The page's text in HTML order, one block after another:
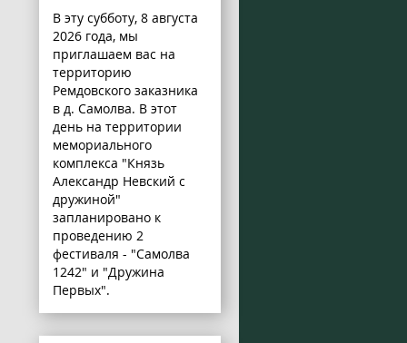
В эту субботу, 8 августа
2026 года, мы
приглашаем вас на
территорию
Ремдовского заказника
в д. Самолва. В этот
день на территории
мемориального
комплекса "Князь
Александр Невский с
дружиной"
запланировано к
проведению 2
фестиваля - "Самолва
1242" и "Дружина
Первых".